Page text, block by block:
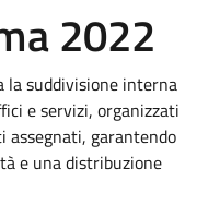
2022
la suddivisione interna
e servizi, organizzati
assegnati, garantendo
e una distribuzione